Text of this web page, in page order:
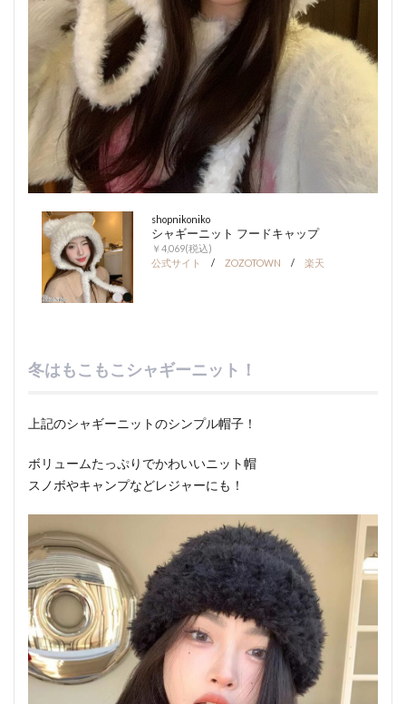
shopnikoniko
シャギーニット フードキャップ
￥4,069(税込)
公式サイト
/ ZOZOTOWN / 楽天
冬はもこもこシャギーニット！
上記のシャギーニットのシンプル帽子！
ボリュームたっぷりでかわいいニット帽
スノボやキャンプなどレジャーにも！